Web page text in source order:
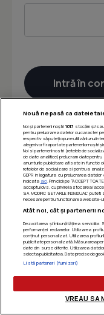
Nouă ne pasă ca datele
Noi și partenerii noștri 1017 stocăm și/
pentru prelucrarea datelor cu caracter
respectiv vă puteți opune utilizării unui
alegeri vor fi raportate partenerilor noștri
Noi si partenerii nostri (retelele de
de date analitice) prelucram date
anunturile publicitare afisate in functie
retelelor de socializare si pentru a
GDPR in legatura cu prelucrarea
indicata aici. Prin click pe “ACCEPT
acceptul dvs. cu privire la stocarea/
SA MODIFIC SETARILE INDIVIDUAL”
necesare pentru functionarea website-
Atât noi, cât și partenerii
Dezvoltarea și îmbunătățirea
performanței reclamelor. Utilizarea
conținut personalizat. Utilizarea
publicitate personalizată. Măsurarea
date din surse diferite. Utilizarea
selecta publicitatea. Date precise de
Listă parteneri (furnizori)
VREAU SA